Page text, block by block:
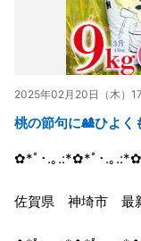
2025年02月20日（木）
桃の節句に🎎ひよ
✿*ﾟ･.｡.:*✿*ﾟ･.｡
佐賀県 神埼市 最